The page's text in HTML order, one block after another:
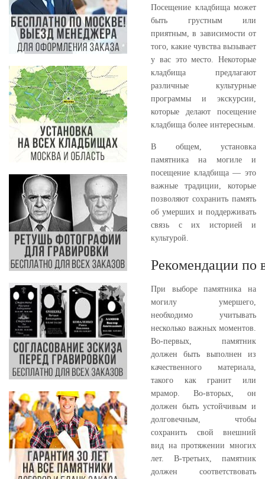
Посещение кладбища может
быть грустным или
приятным, в зависимости от
того, какие чувства вызывает
у вас это место. Некоторые
кладбища предлагают
различные культурные
программы и экскурсии,
которые делают посещение
кладбища более интересным.
В общем, установка
памятника на могиле и
посещение кладбища — это
важные традиции, которые
позволяют сохранить память
об умерших и поддерживать
связь с их историей и
культурой.
Рекомендации по
При выборе памятника на
могилу умершего,
необходимо учитывать
несколько важных моментов.
Во-первых, памятник
должен быть выполнен из
качественного материала,
такого как гранит или
мрамор. Во-вторых, он
должен быть устойчивым и
долговечным, чтобы
сохранить свой внешний
вид на протяжении многих
лет. В-третьих, памятник
должен соответствовать